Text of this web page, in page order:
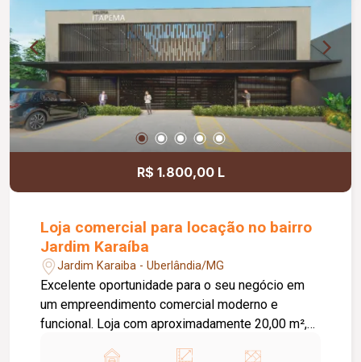
motocicletas, área ajardinada e uma excelente
vista, criando um ambiente agradável para
clientes e colaboradores. Um espaço estratégico,
confortável e preparado para impulsionar o
crescimento do seu negócio.
R$ 1.800,00 L
Loja comercial para locação no bairro
Jardim Karaíba
Jardim Karaiba - Uberlândia/MG
Excelente oportunidade para o seu negócio em
um empreendimento comercial moderno e
funcional. Loja com aproximadamente 20,00 m²,